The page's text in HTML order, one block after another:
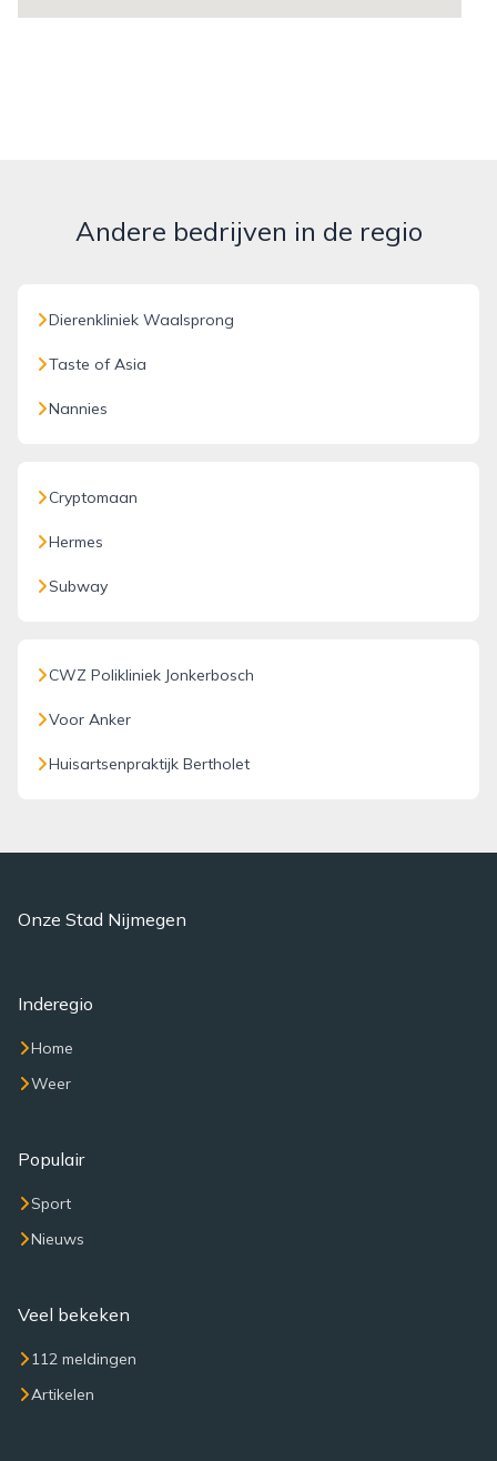
Andere bedrijven in de regio
Dierenkliniek Waalsprong
Taste of Asia
Nannies
Cryptomaan
Hermes
Subway
CWZ Polikliniek Jonkerbosch
Voor Anker
Huisartsenpraktijk Bertholet
Onze Stad Nijmegen
Inderegio
Home
Weer
Populair
Sport
Nieuws
Veel bekeken
112 meldingen
Artikelen